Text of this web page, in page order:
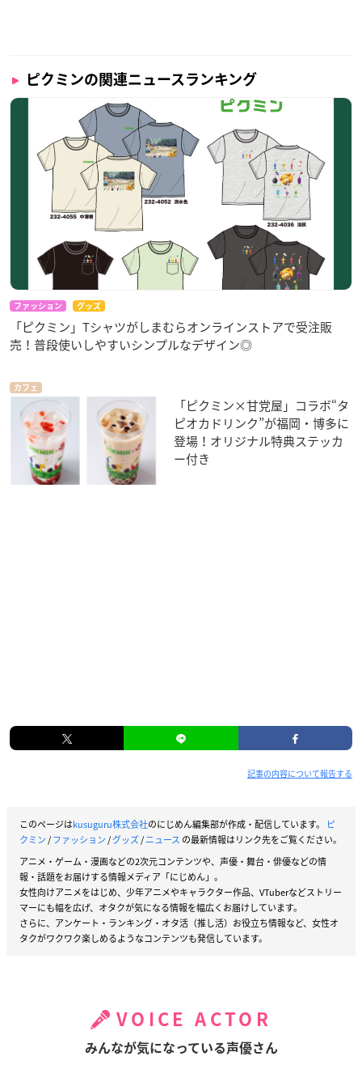
ピクミンの関連ニュースランキング
ファッション グッズ
「ピクミン」Tシャツがしまむらオンラインストアで受注販
売！普段使いしやすいシンプルなデザイン◎
カフェ
「ピクミン×甘党屋」コラボ“タ
ピオカドリンク”が福岡・博多に
登場！オリジナル特典ステッカ
ー付き
記事の内容について報告する
このページはkusuguru株式会社のにじめん編集部が作成・配信しています。
ピ
クミン/ファッション/グッズ/ニュース の最新情報はリンク先をご覧ください。
アニメ・ゲーム・漫画などの2次元コンテンツや、声優・舞台・俳優などの情
報・話題をお届けする情報メディア「にじめん」。
女性向けアニメをはじめ、少年アニメやキャラクター作品、VTuberなどストリー
マーにも幅を広げ、オタクが気になる情報を幅広くお届けしています。
さらに、アンケート・ランキング・オタ活（推し活）お役立ち情報など、女性オ
タクがワクワク楽しめるようなコンテンツも発信しています。
VOICE ACTOR
みんなが気になっている声優さん